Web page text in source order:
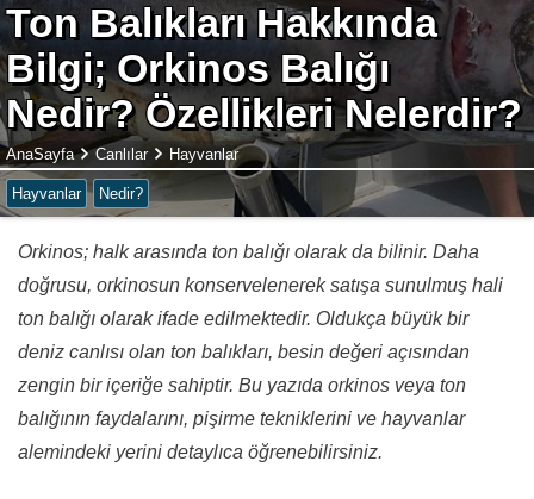
Ton Balıkları Hakkında
Bilgi; Orkinos Balığı
Nedir? Özellikleri Nelerdir?
AnaSayfa Canlılar Hayvanlar
Hayvanlar Nedir?
Orkinos; halk arasında ton balığı olarak da bilinir. Daha
doğrusu, orkinosun konservelenerek satışa sunulmuş hali
ton balığı olarak ifade edilmektedir. Oldukça büyük bir
deniz canlısı olan ton balıkları, besin değeri açısından
zengin bir içeriğe sahiptir. Bu yazıda orkinos veya ton
balığının faydalarını, pişirme tekniklerini ve hayvanlar
alemindeki yerini detaylıca öğrenebilirsiniz.